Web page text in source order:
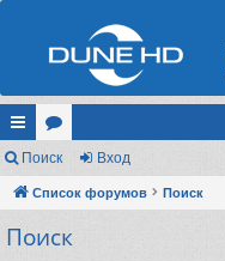
с
ы
лк
ор
ум
Поиск Вход
Список форумов Поиск
Поиск